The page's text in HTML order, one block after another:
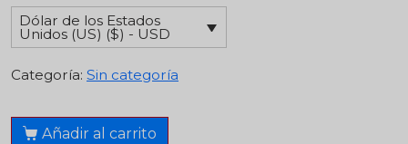
Dólar de los Estados
Unidos (US) ($) - USD
Categoría: Sin categoría
Añadir al carrito